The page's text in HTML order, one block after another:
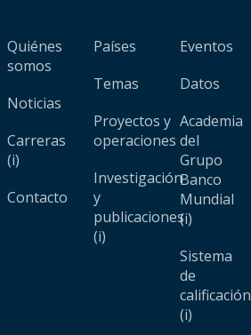
Quiénes
somos
Noticias
Carreras
(i)
Contacto
Países
Temas
Proyectos y
operaciones
Investigación
y
publicaciones
(i)
Eventos
Datos
Academia
del
Grupo
Banco
Mundial
(i)
Sistema
de
calificación
(i)